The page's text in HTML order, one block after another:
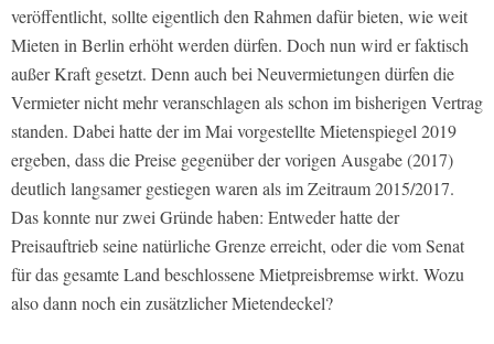
veröffentlicht, sollte eigentlich den Rahmen dafür bieten, wie weit
Mieten in Berlin erhöht werden dürfen. Doch nun wird er faktisch
außer Kraft gesetzt. Denn auch bei Neuvermietungen dürfen die
Vermieter nicht mehr veranschlagen als schon im bisherigen Vertrag
standen. Dabei hatte der im Mai vorgestellte Mietenspiegel 2019
ergeben, dass die Preise gegenüber der vorigen Ausgabe (2017)
deutlich langsamer gestiegen waren als im Zeitraum 2015/2017.
Das konnte nur zwei Gründe haben: Entweder hatte der
Preisauftrieb seine natürliche Grenze erreicht, oder die vom Senat
für das gesamte Land beschlossene Mietpreisbremse wirkt. Wozu
also dann noch ein zusätzlicher Mietendeckel?